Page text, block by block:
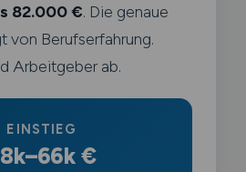
82.000 €. Die genaue
von Berufserfahrung.
Arbeitgeber ab.
EINSTIEG
€